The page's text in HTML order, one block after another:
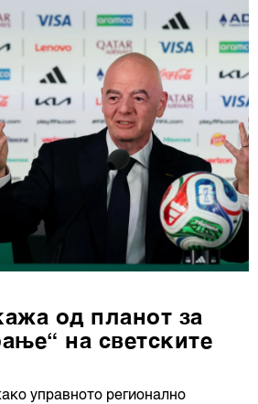
од планот за
на светските
управното регионално